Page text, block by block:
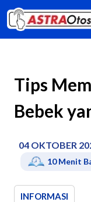
Tips
Bebek
04 OKTOBER
10Menit
INFORMASI